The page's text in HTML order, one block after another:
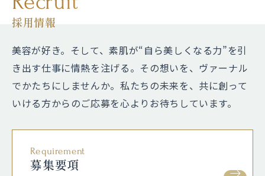
採用情報
美容が好き。そして、素肌が“自ら美しくなる力”を引
き出す仕事に情熱を注げる。 その想いを、ヴァーナル
でかたちにしませんか。私たちの未来を、共に創って
いける方からのご応募を心よりお待ちしています。
Requirement
募集要項